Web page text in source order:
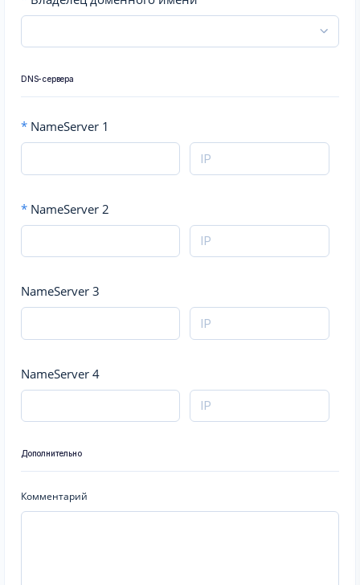
DNS-сервера
* NameServer 1
* NameServer 2
NameServer 3
NameServer 4
Дополнительно
Комментарий